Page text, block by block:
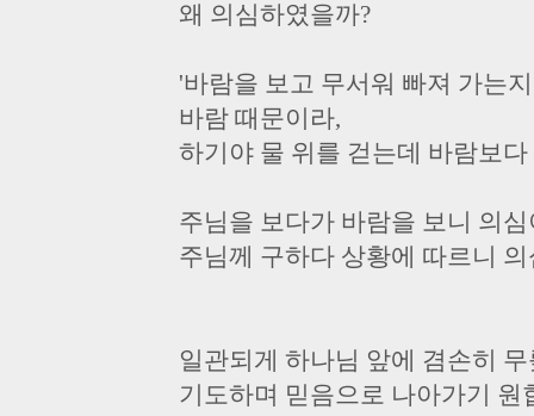
왜 의심하였을까?
'바람을 보고 무서워 빠져 가는
바람 때문이라,
하기야 물 위를 걷는데 바람보
주님을 보다가 바람을 보니 의
주님께 구하다 상황에 따르니
일관되게 하나님 앞에 겸손히
기도하며 믿음으로 나아가기 원